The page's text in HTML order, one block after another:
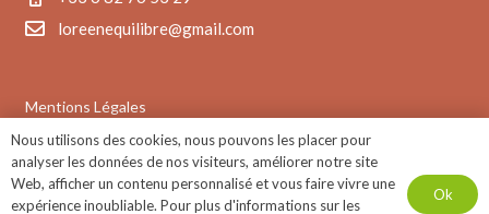
loreenequilibre@gmail.com
Mentions Légales
CGV
Mentions légales
Mon compte
Nous utilisons des cookies, nous pouvons les placer pour
analyser les données de nos visiteurs, améliorer notre site
Web, afficher un contenu personnalisé et vous faire vivre une
expérience inoubliable. Pour plus d'informations sur les
Ok